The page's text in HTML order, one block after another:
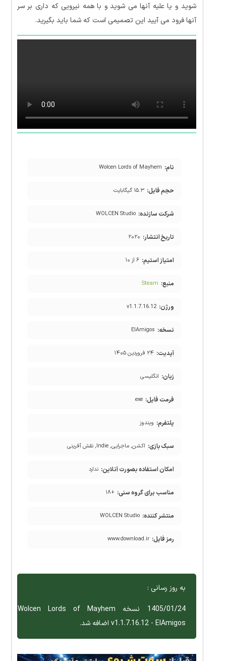
شوید و یا علیه آنها می شوید و با همه نیرویی که داری بر سر
آنها فرود می آیید این تصمیمی است که شما باید بگیرید.
نام: Wolcen Lords of Mayhem
حجم فایل: ۱۵.۳ گیگابایت
شرکت سازنده: WOLCEN Studio
تاریخ انتشار: ۲۰۲۰
امتیاز استیم: ۶ از ۱۰
منبع: Steam
ورژن: v1.1.7.16.12
نسخه: ElAmigos
آپدیت: ۲۴ فروردین ۱۴۰۵
زبان: انگلیسی
فرمت فایل: exe
پلتفرم: ویندوز
سبک بازی: اکشن, ماجرایی, Indie, نقش آفرینی
امکان استفاده بصورت آنلاین: ندارد
مناسب برای گروه سنی: +۱۸
منتشر کننده: WOLCEN Studio
رمز فایل: www.download.ir
به روز رسانی :
1405/01/24 نسخه Wolcen Lords of Mayhem
v1.1.7.16.12 - ElAmigos اضافه شد.